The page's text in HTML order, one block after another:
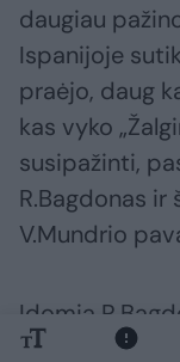
daugiau
Ispanijoje
praėjo, daug
kas vyko
susipažinti,
R.Bagdonas
V.Mundrio
Įdomią
imtynes.lt.